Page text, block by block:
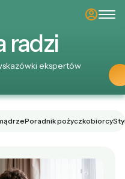
radzi
ekspertów
Poradnik pożyczkobiorcy